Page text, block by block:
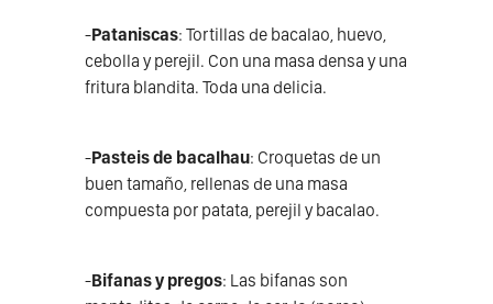
-Pataniscas: Tortillas de bacalao, huevo,
cebolla y perejil. Con una masa densa y una
fritura blandita. Toda una delicia.
-Pasteis de bacalhau: Croquetas de un
buen tamaño, rellenas de una masa
compuesta por patata, perejil y bacalao.
-Bifanas y pregos: Las bifanas son